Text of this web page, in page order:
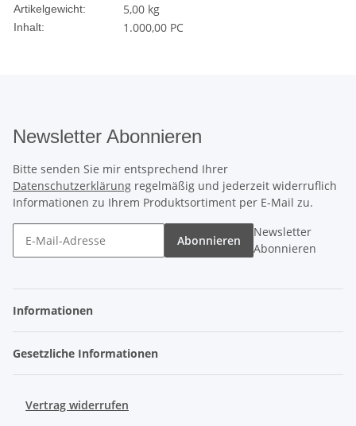
Artikelgewicht: 5,00 kg
Inhalt: 1.000,00 PC
Newsletter Abonnieren
Bitte senden Sie mir entsprechend Ihrer
Datenschutzerklärung regelmäßig und jederzeit widerruflich
Informationen zu Ihrem Produktsortiment per E-Mail zu.
Abonnieren
Newsletter
Abonnieren
Informationen
Gesetzliche Informationen
Vertrag widerrufen